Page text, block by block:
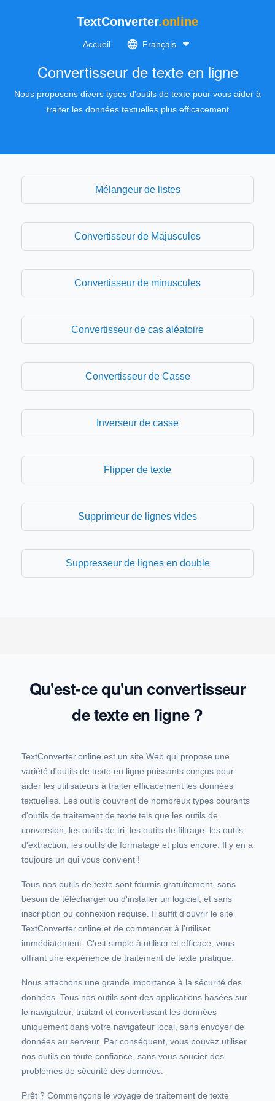
TextConverter.online
Accueil Français
Convertisseur de texte en ligne
Nous proposons divers types d'outils de texte pour vous aider à
traiter les données textuelles plus efficacement
Mélangeur de listes
Convertisseur de Majuscules
Convertisseur de minuscules
Convertisseur de cas aléatoire
Convertisseur de Casse
Inverseur de casse
Flipper de texte
Supprimeur de lignes vides
Suppresseur de lignes en double
Qu'est-ce qu'un convertisseur
de texte en ligne ?
TextConverter.online est un site Web qui propose une
variété d'outils de texte en ligne puissants conçus pour
aider les utilisateurs à traiter efficacement les données
textuelles. Les outils couvrent de nombreux types courants
d'outils de traitement de texte tels que les outils de
conversion, les outils de tri, les outils de filtrage, les outils
d'extraction, les outils de formatage et plus encore. Il y en a
toujours un qui vous convient !
Tous nos outils de texte sont fournis gratuitement, sans
besoin de télécharger ou d'installer un logiciel, et sans
inscription ou connexion requise. Il suffit d'ouvrir le site
TextConverter.online et de commencer à l'utiliser
immédiatement. C'est simple à utiliser et efficace, vous
offrant une expérience de traitement de texte pratique.
Nous attachons une grande importance à la sécurité des
données. Tous nos outils sont des applications basées sur
le navigateur, traitant et convertissant les données
uniquement dans votre navigateur local, sans envoyer de
données au serveur. Par conséquent, vous pouvez utiliser
nos outils en toute confiance, sans vous soucier des
problèmes de sécurité des données.
Prêt ? Commençons le voyage de traitement de texte